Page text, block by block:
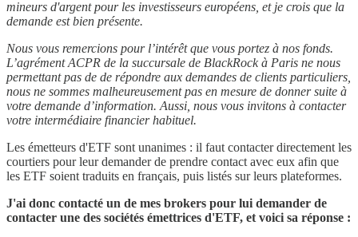
mineurs d'argent pour les investisseurs européens, et je crois que la
demande est bien présente.
Nous vous remercions pour l’intérêt que vous portez à nos fonds.
L’agrément ACPR de la succursale de BlackRock à Paris ne nous
permettant pas de de répondre aux demandes de clients particuliers,
nous ne sommes malheureusement pas en mesure de donner suite à
votre demande d’information. Aussi, nous vous invitons à contacter
votre intermédiaire financier habituel.
Les émetteurs d'ETF sont unanimes : il faut contacter directement les
courtiers pour leur demander de prendre contact avec eux afin que
les ETF soient traduits en français, puis listés sur leurs plateformes.
J'ai donc contacté un de mes brokers pour lui demander de
contacter une des sociétés émettrices d'ETF, et voici sa réponse :